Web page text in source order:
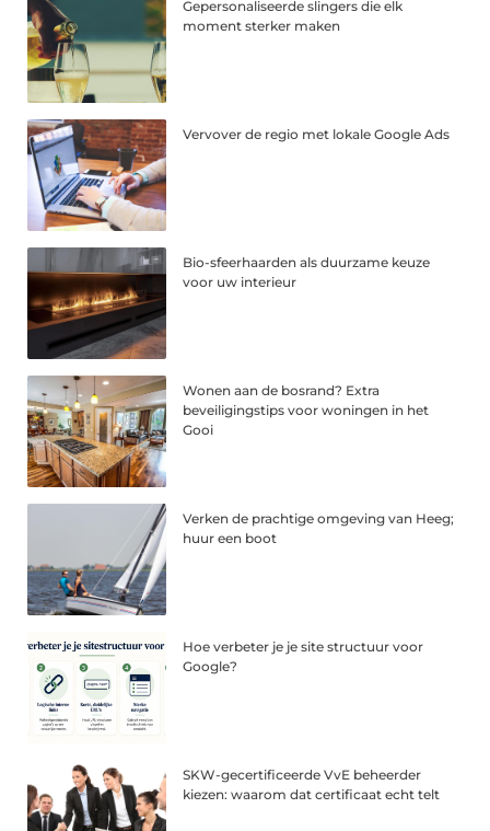
Gepersonaliseerde slingers die elk
moment sterker maken
Vervover de regio met lokale Google Ads
Bio-sfeerhaarden als duurzame keuze
voor uw interieur
Wonen aan de bosrand? Extra
beveiligingstips voor woningen in het
Gooi
Verken de prachtige omgeving van Heeg;
huur een boot
Hoe verbeter je je site structuur voor
Google?
SKW-gecertificeerde VvE beheerder
kiezen: waarom dat certificaat echt telt